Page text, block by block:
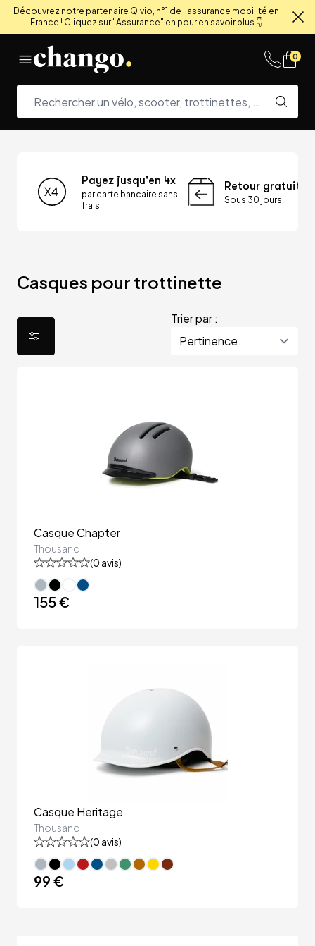
Découvrez notre partenaire Qivio, n°1 de l'assurance mobilité en
France ! Cliquez sur "Assurance" en pour en savoir plus 👇
0
Payez jusqu'en 4x
par carte bancaire sans
frais
Retour gratuit
Sous 30 jours
Casques pour trottinette
Trier par :
Casque Chapter
Thousand
(0 avis)
155 €
Casque Heritage
Thousand
(0 avis)
99 €